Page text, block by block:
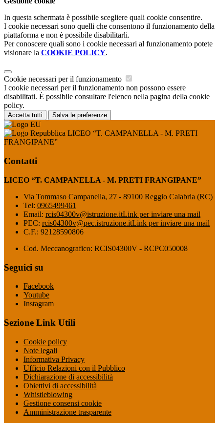
In questa schermata è possibile scegliere quali cookie consentire.
I cookie necessari sono quelli che consentono il funzionamento della
piattaforma e non è possibile disabilitarli.
Per conoscere quali sono i cookie necessari al funzionamento potete
visionare la COOKIE POLICY.
Cookie necessari per il funzionamento
I cookie necessari per il funzionamento non possono essere
disabilitati. È possibile consultare l'elenco nella pagina della cookie
policy.
Accetta tutti Salva le preferenze
LICEO “T. CAMPANELLA - M. PRETI
FRANGIPANE”
Contatti
LICEO “T. CAMPANELLA - M. PRETI FRANGIPANE”
Via Tommaso Campanella, 27 - 89100 Reggio Calabria (RC)
Tel: 0965499461
Email: rcis04300v@istruzione.itLink per inviare una mail
PEC: rcis04300v@pec.istruzione.itLink per inviare una mail
C.F.: 92128590806
Cod. Meccanografico: RCIS04300V - RCPC050008
Seguici su
Facebook
Youtube
Instagram
Sezione Link Utili
Cookie policy
Note legali
Informativa Privacy
Ufficio Relazioni con il Pubblico
Dichiarazione di accessibilità
Obiettivi di accessibilità
Whistleblowing
Gestione consensi cookie
Amministrazione trasparente